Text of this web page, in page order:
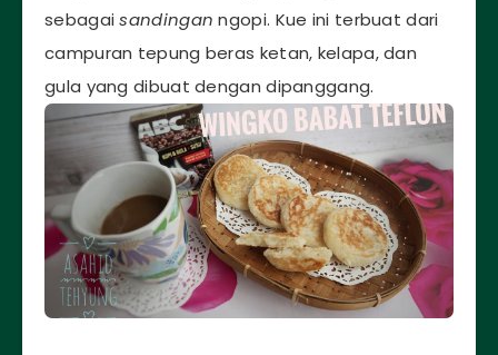
sebagaisandingan ngopi. Kue ini terbuat dari
campuran tepung beras ketan, kelapa, dan
gula yang dibuat dengan dipanggang.